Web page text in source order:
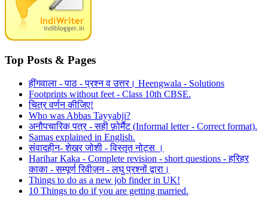
Top Posts & Pages
हींगवाला - पाठ - प्रश्न व उत्तर। Heengwala - Solutions
Footprints without feet - Class 10th CBSE.
चित्र वर्णन कीजिए!
Who was Abbas Tayyabji?
अनौपचारिक पत्र - सही फ़ोर्मैट (Informal letter - Correct format).
Samas explained in English.
संवादहीन- शेखर जोशी - विस्तृत नोट्स ।
Harihar Kaka - Complete revision - short questions - हरिहर
काका - सम्पूर्ण रिवीज़न - लघु प्रश्नों द्वारा।
Things to do as a new job finder in UK!
10 Things to do if you are getting married.